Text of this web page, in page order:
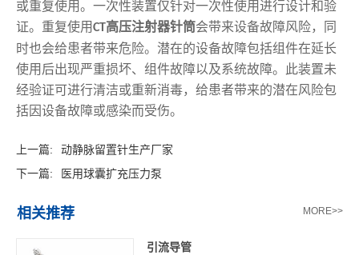
或重复使用。一次性装置仅针对一次性使用进行设计和验
证。重复使用CT高压注射器针筒会带来设备故障风险，同
时也会给患者带来危险。潜在的设备故障包括组件在延长
使用后出现严重损坏、组件故障以及系统故障。此装置未
经验证可进行清洁或重新消毒，给患者带来的潜在风险包
括因设备故障或感染而受伤。
上一篇:
动静脉留置针生产厂家
下一篇:
医用球囊扩充压力泵
相关推荐 MORE>>
引流导管